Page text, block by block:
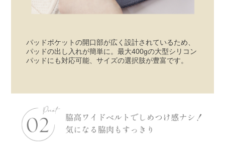
パッドポケットの開口部が広く設計されているため、
パッドの出し入れが簡単に。最大400gの大型シリコン
パッドにも対応可能、サイズの選択肢が豊富です。